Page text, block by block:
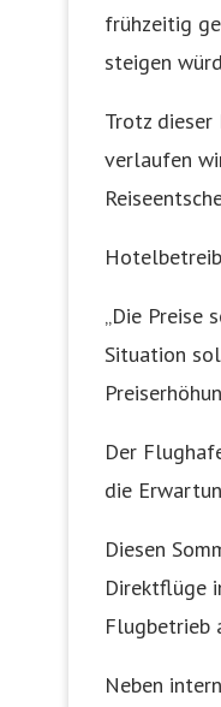
frühzeitig
steigen
Trotz dieser
verlaufen
„Die Preise
Situation
Der
die
Diesen
Direktflüge
Flugbetrieb
Neben